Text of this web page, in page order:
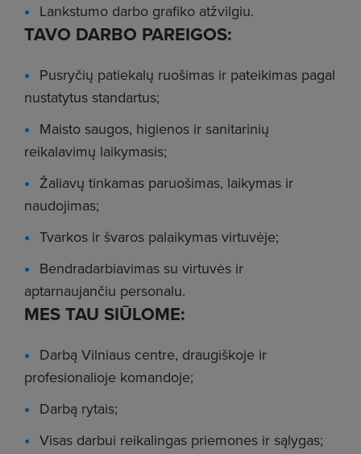
Lankstumo darbo grafiko atžvilgiu.
TAVO DARBO PAREIGOS:
Pusryčių patiekalų ruošimas ir pateikimas pagal
nustatytus standartus;
Maisto saugos, higienos ir sanitarinių
reikalavimų laikymasis;
Žaliavų tinkamas paruošimas, laikymas ir
naudojimas;
Tvarkos ir švaros palaikymas virtuvėje;
Bendradarbiavimas su virtuvės ir
aptarnaujančiu personalu.
MES TAU SIŪLOME:
Darbą Vilniaus centre, draugiškoje ir
profesionalioje komandoje;
Darbą rytais;
Visas darbui reikalingas priemones ir sąlygas;